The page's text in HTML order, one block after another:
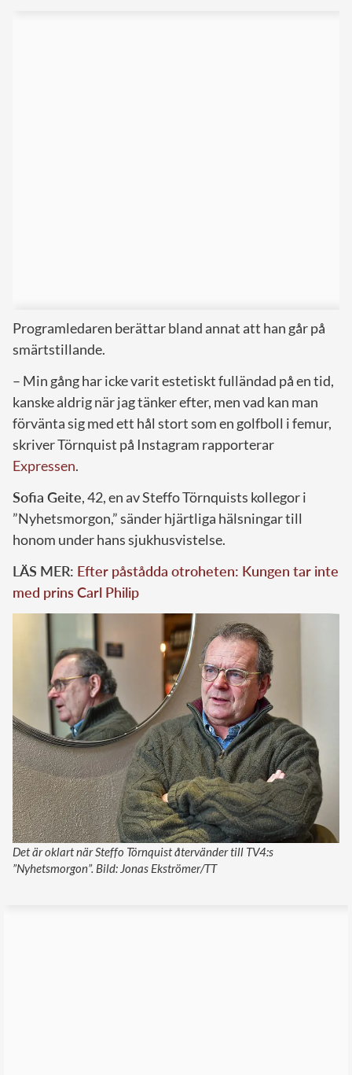
Programledaren berättar bland annat att han går på
smärtstillande.
– Min gång har icke varit estetiskt fulländad på en tid,
kanske aldrig när jag tänker efter, men vad kan man
förvänta sig med ett hål stort som en golfboll i femur,
skriver Törnquist på Instagram rapporterar
Expressen.
Sofia Geite, 42, en av Steffo Törnquists kollegor i
”Nyhetsmorgon,” sänder hjärtliga hälsningar till
honom under hans sjukhusvistelse.
LÄS MER: Efter påstådda otroheten: Kungen tar inte
med prins Carl Philip
Det är oklart när Steffo Törnquist återvänder till TV4:s
”Nyhetsmorgon”. Bild: Jonas Ekströmer/TT